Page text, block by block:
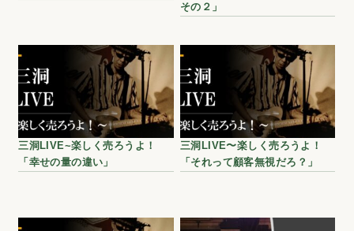
その２」
三洞LIVE~楽しく売ろうよ！
「幸せの量の違い」
三洞LIVE〜楽しく売ろうよ！
「それって顧客無視だろ？」